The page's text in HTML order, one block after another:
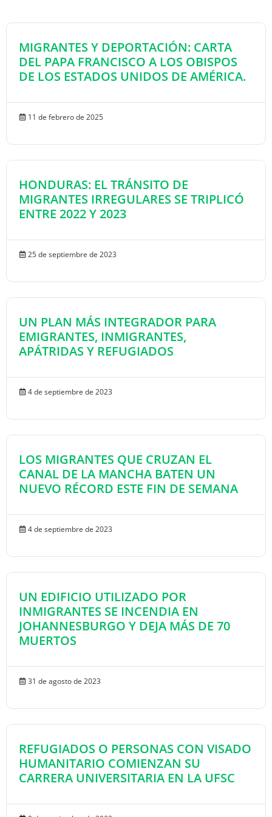
MIGRANTES Y DEPORTACIÓN: CARTA
DEL PAPA FRANCISCO A LOS OBISPOS
DE LOS ESTADOS UNIDOS DE AMÉRICA.
11 de febrero de 2025
HONDURAS: EL TRÁNSITO DE
MIGRANTES IRREGULARES SE TRIPLICÓ
ENTRE 2022 Y 2023
25 de septiembre de 2023
UN PLAN MÁS INTEGRADOR PARA
EMIGRANTES, INMIGRANTES,
APÁTRIDAS Y REFUGIADOS
4 de septiembre de 2023
LOS MIGRANTES QUE CRUZAN EL
CANAL DE LA MANCHA BATEN UN
NUEVO RÉCORD ESTE FIN DE SEMANA
4 de septiembre de 2023
UN EDIFICIO UTILIZADO POR
INMIGRANTES SE INCENDIA EN
JOHANNESBURGO Y DEJA MÁS DE 70
MUERTOS
31 de agosto de 2023
REFUGIADOS O PERSONAS CON VISADO
HUMANITARIO COMIENZAN SU
CARRERA UNIVERSITARIA EN LA UFSC